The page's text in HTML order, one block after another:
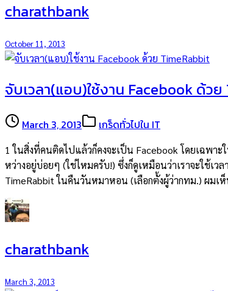
charathbank
October 11, 2013
จับเวลา(แอบ)ใช้งาน Facebook ด้ว
March 3, 2013 เกร็ดทั่วไปใน IT
1 ในสิ่งที่คนติดไปแล้วก็คงจะเป็น Facebook โดยเฉพาะ
หว่างอยู่บ่อยๆ (ใช่ไหมครับ!) ซึ่งก็ดูเหมือนว่าเราจะใช้เ
TimeRabbit ในคืนวันหมาหอน (เลือกตั้งผู้ว่ากทม.) ผม
charathbank
March 3, 2013